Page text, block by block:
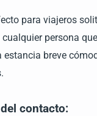
para viajeros
persona
estancia breve
contacto: